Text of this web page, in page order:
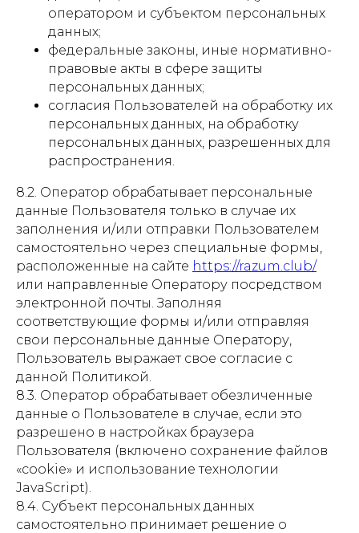
оператором и субъектом персональных
данных;
федеральные законы, иные нормативно-
правовые акты в сфере защиты
персональных данных;
согласия Пользователей на обработку их
персональных данных, на обработку
персональных данных, разрешенных для
распространения.
8.2. Оператор обрабатывает персональные
данные Пользователя только в случае их
заполнения и/или отправки Пользователем
самостоятельно через специальные формы,
расположенные на сайте https://razum.club/
или направленные Оператору посредством
электронной почты. Заполняя
соответствующие формы и/или отправляя
свои персональные данные Оператору,
Пользователь выражает свое согласие с
данной Политикой.
8.3. Оператор обрабатывает обезличенные
данные о Пользователе в случае, если это
разрешено в настройках браузера
Пользователя (включено сохранение файлов
«cookie» и использование технологии
JavaScript).
8.4. Субъект персональных данных
самостоятельно принимает решение о